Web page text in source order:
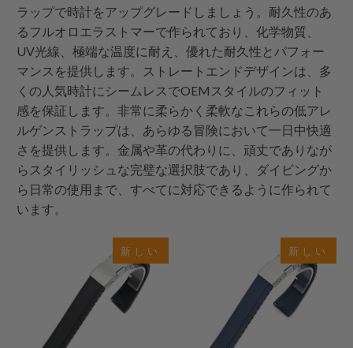
ラップで時計をアップグレードしましょう。耐久性のあ
るフルオロエラストマーで作られており、化学物質、
UV光線、極端な温度に耐え、優れた耐久性とパフォー
マンスを提供します。ストレートエンドデザインは、多
くの人気時計にシームレスでOEMスタイルのフィット
感を保証します。非常に柔らかく柔軟なこれらの低アレ
ルゲンストラップは、あらゆる冒険において一日中快適
さを提供します。金属や革の代わりに、頑丈でありなが
らスタイリッシュな完璧な選択肢であり、ダイビングか
ら日常の使用まで、すべてに対応できるように作られて
います。
新しい 新しい